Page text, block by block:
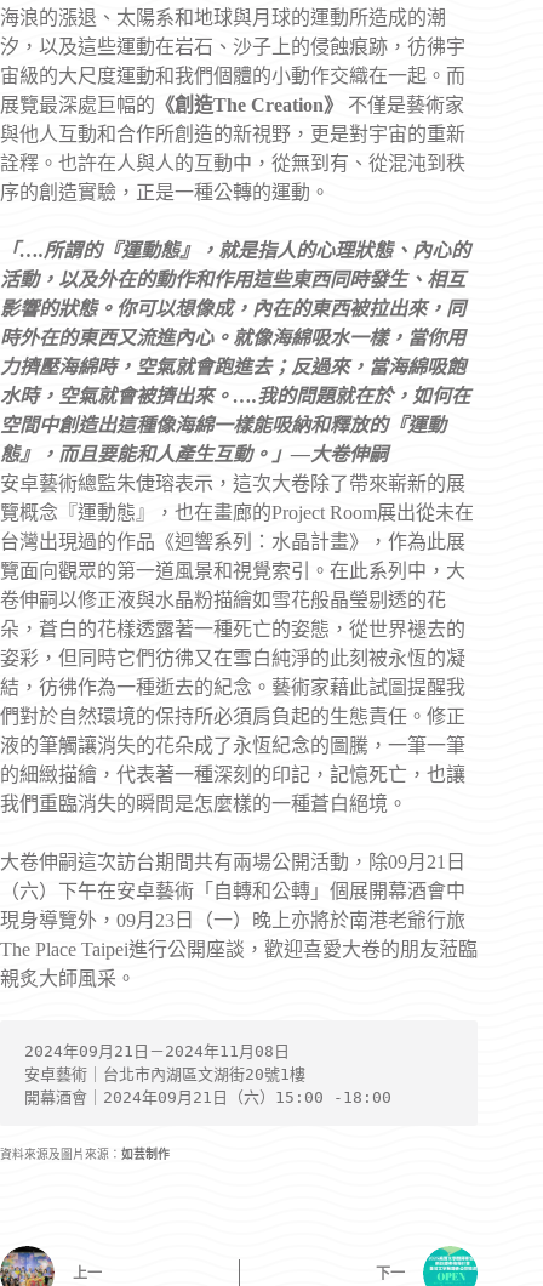
海浪的漲退、太陽系和地球與月球的運動所造成的潮
汐，以及這些運動在岩石、沙子上的侵蝕痕跡，彷彿宇
宙級的大尺度運動和我們個體的小動作交織在一起。而
展覽最深處巨幅的 《創造The Creation》
不僅是藝術家
與他人互動和合作所創造的新視野，更是對宇宙的重新
詮釋。也許在人與人的互動中，從無到有、從混沌到秩
序的創造實驗，正是一種公轉的運動。
「….所謂的『運動態』，就是指人的心理狀態、內心的
活動，以及外在的動作和作用這些東西同時發生、相互
影響的狀態。你可以想像成，內在的東西被拉出來，同
時外在的東西又流進內心。就像海綿吸水一樣，當你用
力擠壓海綿時，空氣就會跑進去；反過來，當海綿吸飽
水時，空氣就會被擠出來。….我的問題就在於，如何在
空間中創造出這種像海綿一樣能吸納和釋放的『運動
態』，而且要能和人產生互動。」—大卷伸嗣
安卓藝術總監朱倢瑢表示，這次大卷除了帶來嶄新的展
覽概念『運動態』，也在畫廊的Project Room展出從未在
台灣出現過的作品《迴響系列：水晶計畫》，作為此展
覽面向觀眾的第一道風景和視覺索引。在此系列中，大
卷伸嗣以修正液與水晶粉描繪如雪花般晶瑩剔透的花
朵，蒼白的花樣透露著一種死亡的姿態，從世界褪去的
姿彩，但同時它們彷彿又在雪白純淨的此刻被永恆的凝
結，彷彿作為一種逝去的紀念。藝術家藉此試圖提醒我
們對於自然環境的保持所必須肩負起的生態責任。修正
液的筆觸讓消失的花朵成了永恆紀念的圖騰，一筆一筆
的細緻描繪，代表著一種深刻的印記，記憶死亡，也讓
我們重臨消失的瞬間是怎麼樣的一種蒼白絕境。
大卷伸嗣這次訪台期間共有兩場公開活動，除09月21日
（六）下午在安卓藝術「自轉和公轉」個展開幕酒會中
現身導覽外，09月23日（一）晚上亦將於南港老爺行旅
The Place Taipei進行公開座談，歡迎喜愛大卷的朋友蒞臨
親炙大師風采。
2024年09月21日－2024年11月08日
安卓藝術｜台北市內湖區文湖街20號1樓
開幕酒會｜2024年09月21日（六）15:00 -18:00
資料來源及圖片來源： 如芸制作
上一 下一